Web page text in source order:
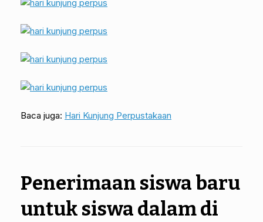
Baca juga: Hari Kunjung Perpustakaan
Penerimaan siswa baru
untuk siswa dalam di